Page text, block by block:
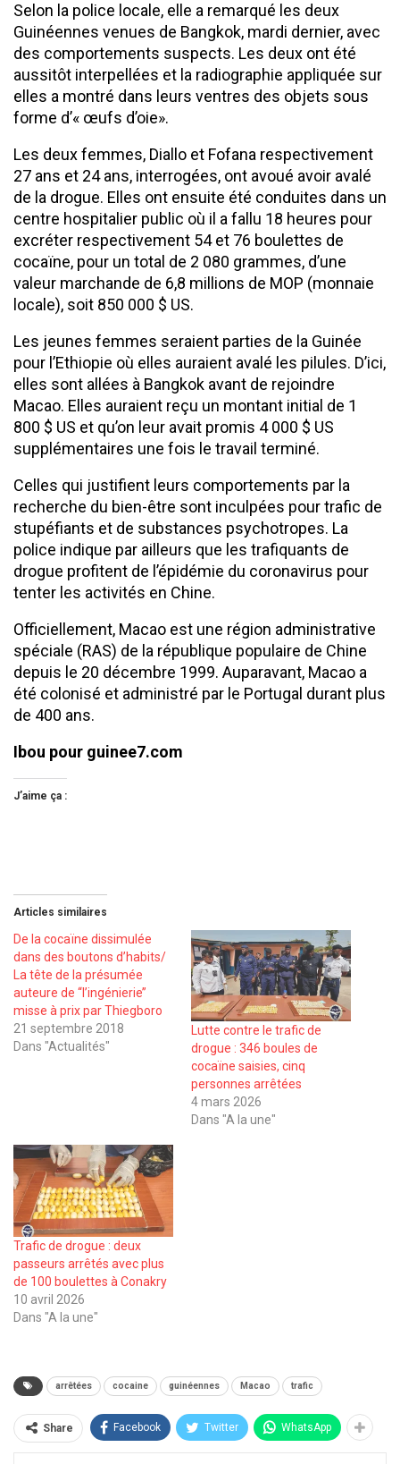
Selon la police locale, elle a remarqué les deux
Guinéennes venues de Bangkok, mardi dernier, avec
des comportements suspects. Les deux ont été
aussitôt interpellées et la radiographie appliquée sur
elles a montré dans leurs ventres des objets sous
forme d’« œufs d’oie».
Les deux femmes, Diallo et Fofana respectivement
27 ans et 24 ans, interrogées, ont avoué avoir avalé
de la drogue. Elles ont ensuite été conduites dans un
centre hospitalier public où il a fallu 18 heures pour
excréter respectivement 54 et 76 boulettes de
cocaïne, pour un total de 2 080 grammes, d’une
valeur marchande de 6,8 millions de MOP (monnaie
locale), soit 850 000 $ US.
Les jeunes femmes seraient parties de la Guinée
pour l’Ethiopie où elles auraient avalé les pilules. D’ici,
elles sont allées à Bangkok avant de rejoindre
Macao. Elles auraient reçu un montant initial de 1
800 $ US et qu’on leur avait promis 4 000 $ US
supplémentaires une fois le travail terminé.
Celles qui justifient leurs comportements par la
recherche du bien-être sont inculpées pour trafic de
stupéfiants et de substances psychotropes. La
police indique par ailleurs que les trafiquants de
drogue profitent de l’épidémie du coronavirus pour
tenter les activités en Chine.
Officiellement, Macao est une région administrative
spéciale (RAS) de la république populaire de Chine
depuis le 20 décembre 1999. Auparavant, Macao a
été colonisé et administré par le Portugal durant plus
de 400 ans.
Ibou pour guinee7.com
J’aime ça :
Articles similaires
De la cocaïne dissimulée
dans des boutons d’habits/
La tête de la présumée
auteure de ‘‘l’ingénierie’’
misse à prix par Thiegboro
21 septembre 2018
Dans "Actualités"
Lutte contre le trafic de
drogue : 346 boules de
cocaïne saisies, cinq
personnes arrêtées
4 mars 2026
Dans "A la une"
Trafic de drogue : deux
passeurs arrêtés avec plus
de 100 boulettes à Conakry
10 avril 2026
Dans "A la une"
arrêtées cocaine guinéennes Macao trafic
Share Facebook Twitter WhatsApp